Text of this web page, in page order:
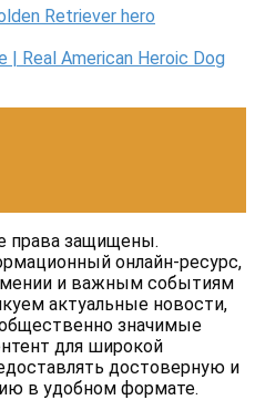
| Real American Heroic Dog
права защищены.
онлайн-ресурс,
и важным событиям
актуальные новости,
значимые
для широкой
достоверную и
в удобном формате.